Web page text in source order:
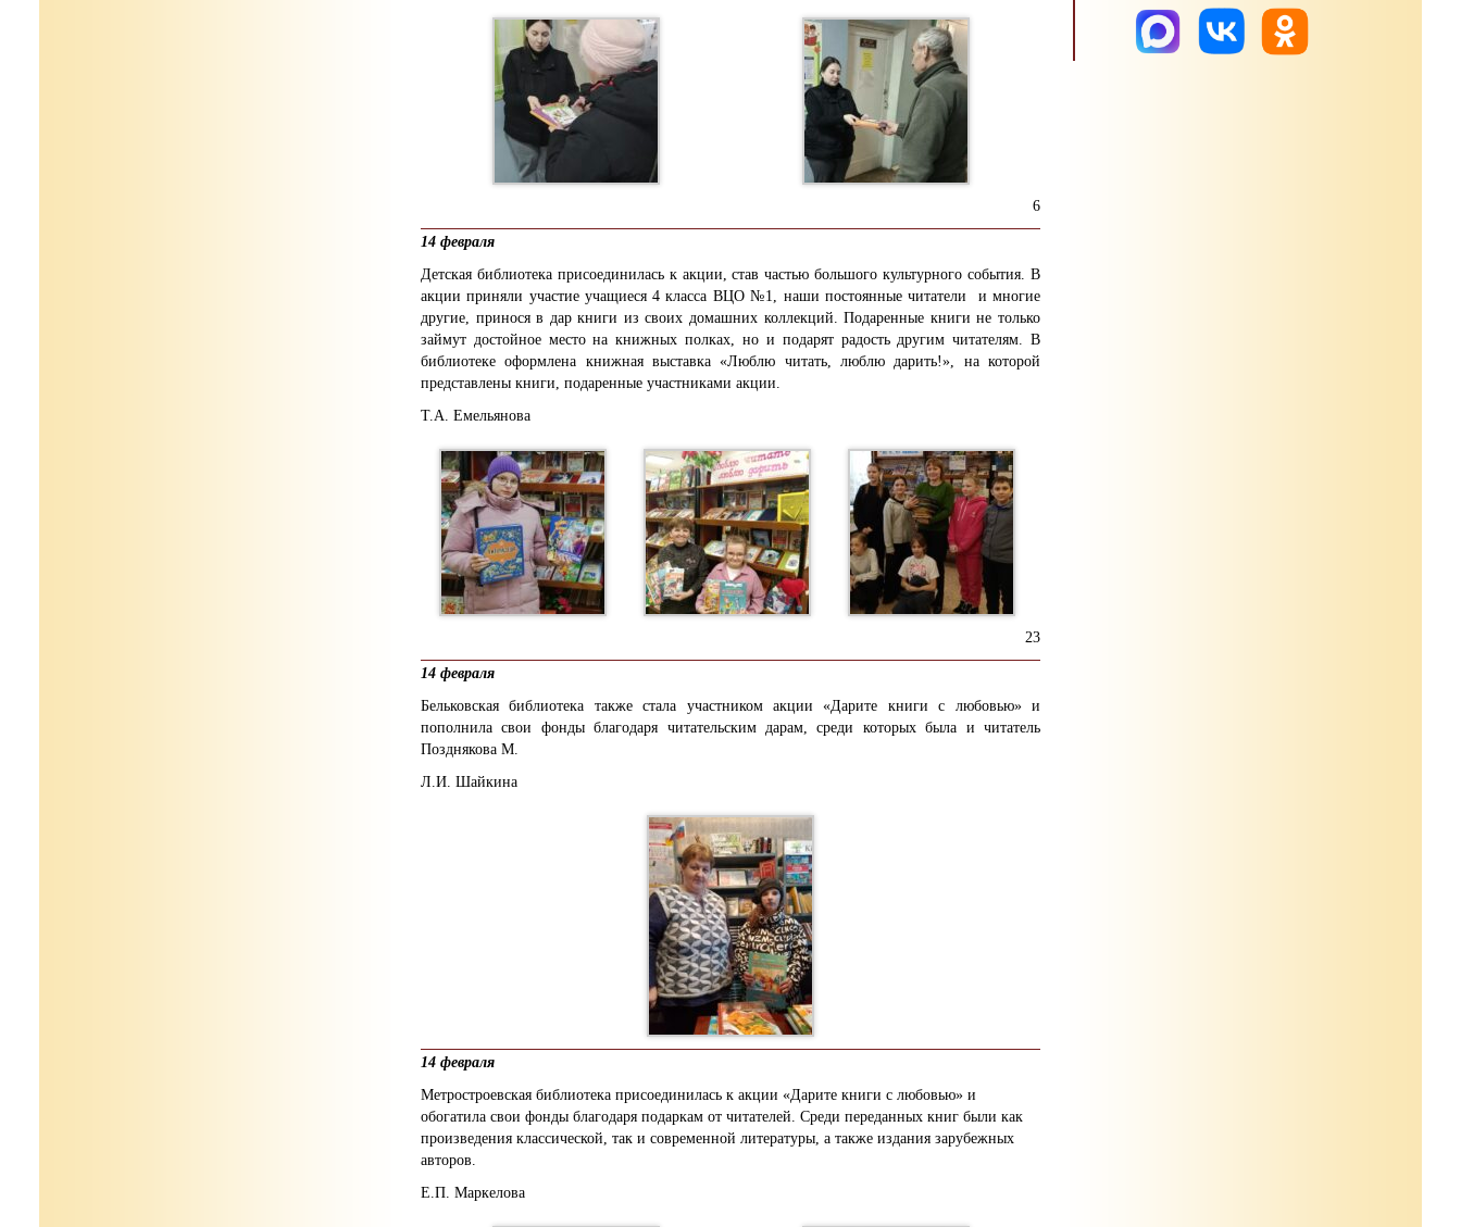
6
14 февраля
Детская библиотека присоединилась к акции, став частью большого культурного события. В
акции приняли участие учащиеся 4 класса ВЦО №1, наши постоянные читатели и многие
другие, принося в дар книги из своих домашних коллекций. Подаренные книги не только
займут достойное место на книжных полках, но и подарят радость другим читателям. В
библиотеке оформлена книжная выставка «Люблю читать, люблю дарить!», на которой
представлены книги, подаренные участниками акции.
Т.А. Емельянова
23
14 февраля
Бельковская библиотека также стала участником акции «Дарите книги с любовью» и
пополнила свои фонды благодаря читательским дарам, среди которых была и читатель
Позднякова М.
Л.И. Шайкина
14 февраля
Метростроевская библиотека присоединилась к акции «Дарите книги с любовью» и
обогатила свои фонды благодаря подаркам от читателей. Среди переданных книг были как
произведения классической, так и современной литературы, а также издания зарубежных
авторов.
Е.П. Маркелова